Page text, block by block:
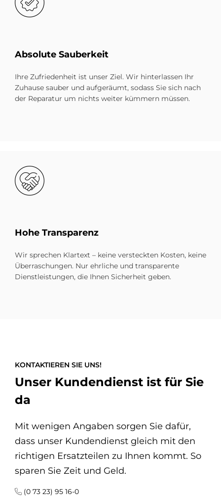
Ab­so­lu­te Sau­ber­keit
Ihre Zufriedenheit ist unser Ziel. Wir hinterlassen Ihr
Zuhause sauber und aufgeräumt, sodass Sie sich nach
der Reparatur um nichts weiter kümmern müssen.
Bild
Hohe Trans­pa­renz
Wir sprechen Klartext – keine versteckten Kosten, keine
Überraschungen. Nur ehrliche und transparente
Dienstleistungen, die Ihnen Sicherheit geben.
KONTAKTIEREN SIE UNS!
Unser Kundendienst ist für Sie
da
Mit wenigen Angaben sorgen Sie dafür,
dass unser Kundendienst gleich mit den
richtigen Ersatzteilen zu Ihnen kommt. So
sparen Sie Zeit und Geld.
(0 73 23) 95 16-0